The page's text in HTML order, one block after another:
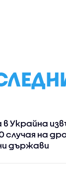
Украйна
случая на
държави